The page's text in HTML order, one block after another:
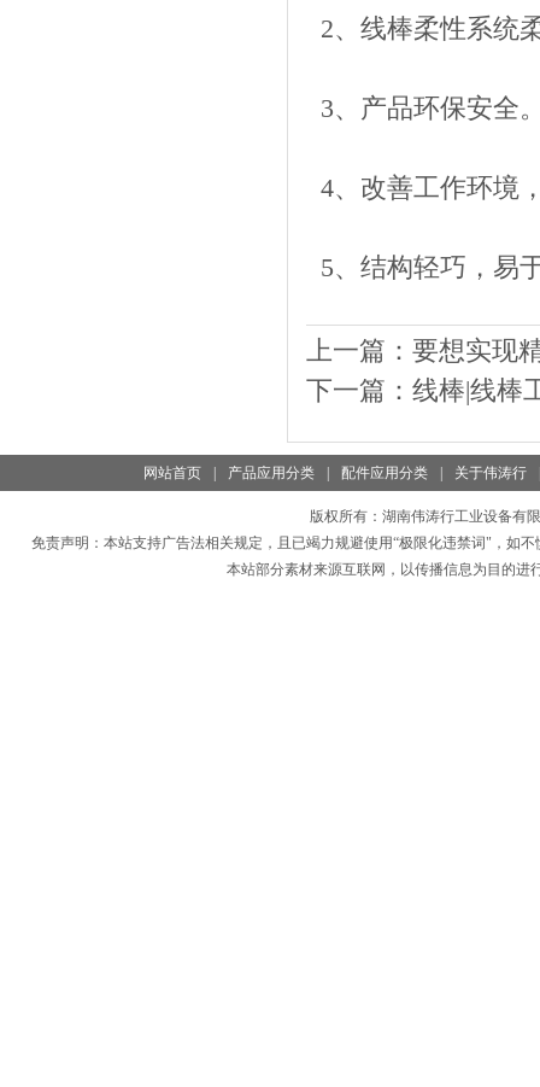
2、线棒柔性系统
3、产品环保安全
4、改善工作环境
5、结构轻巧，易
上一篇：要想实现
下一篇：线棒|线棒
网站首页 产品应用分类 配件应用分类 关于伟涛行
版权所有： 湖南伟涛行工业设备有
免责声明：本站支持广告法相关规定，且已竭力规避使用“极限化违禁词"，如
本站部分素材来源互联网，以传播信息为目的